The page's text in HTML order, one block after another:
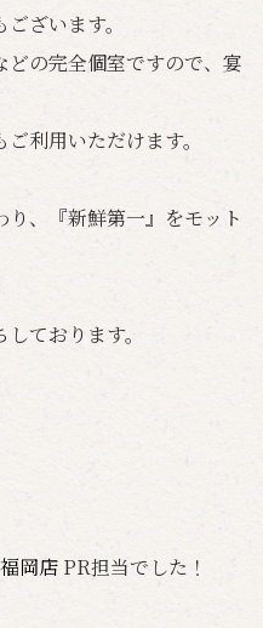
ざいます。
の完全個室ですので、宴
利用いただけます。
、『新鮮第一』をモット
ております。
岡店 PR担当でした！